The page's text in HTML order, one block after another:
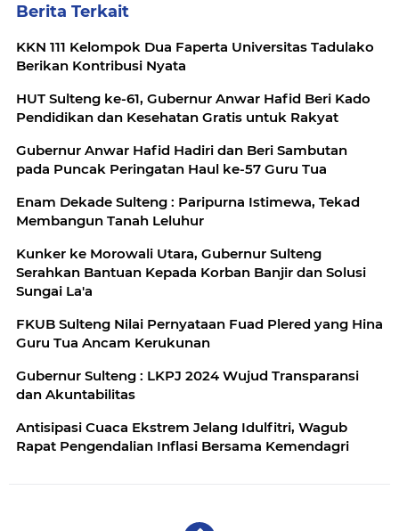
Berita Terkait
KKN 111 Kelompok Dua Faperta Universitas Tadulako
Berikan Kontribusi Nyata
HUT Sulteng ke-61, Gubernur Anwar Hafid Beri Kado
Pendidikan dan Kesehatan Gratis untuk Rakyat
Gubernur Anwar Hafid Hadiri dan Beri Sambutan
pada Puncak Peringatan Haul ke-57 Guru Tua
Enam Dekade Sulteng : Paripurna Istimewa, Tekad
Membangun Tanah Leluhur
Kunker ke Morowali Utara, Gubernur Sulteng
Serahkan Bantuan Kepada Korban Banjir dan Solusi
Sungai La'a
FKUB Sulteng Nilai Pernyataan Fuad Plered yang Hina
Guru Tua Ancam Kerukunan
Gubernur Sulteng : LKPJ 2024 Wujud Transparansi
dan Akuntabilitas
Antisipasi Cuaca Ekstrem Jelang Idulfitri, Wagub
Rapat Pengendalian Inflasi Bersama Kemendagri